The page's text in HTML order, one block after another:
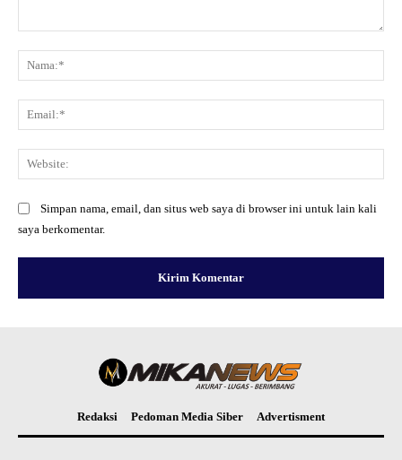
Simpan nama, email, dan situs web saya di browser ini untuk lain kali
saya berkomentar.
Redaksi Pedoman Media Siber Advertisment